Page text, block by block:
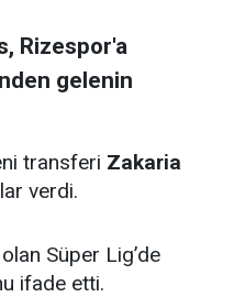
Rizespor'a
gelenin
transferi Zakaria
verdi.
Süper Lig’de
ifade etti.